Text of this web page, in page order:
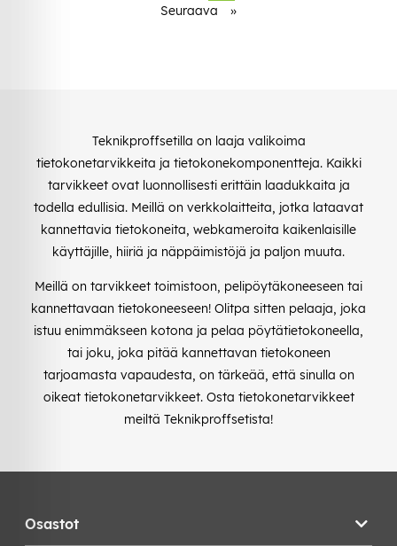
Seuraava
»
Teknikproffsetilla on laaja valikoima
tietokonetarvikkeita ja tietokonekomponentteja. Kaikki
tarvikkeet ovat luonnollisesti erittäin laadukkaita ja
todella edullisia. Meillä on verkkolaitteita, jotka lataavat
kannettavia tietokoneita, webkameroita kaikenlaisille
käyttäjille, hiiriä ja näppäimistöjä ja paljon muuta.
Meillä on tarvikkeet toimistoon, pelipöytäkoneeseen tai
kannettavaan tietokoneeseen! Olitpa sitten pelaaja, joka
istuu enimmäkseen kotona ja pelaa pöytätietokoneella,
tai joku, joka pitää kannettavan tietokoneen
tarjoamasta vapaudesta, on tärkeää, että sinulla on
oikeat tietokonetarvikkeet. Osta tietokonetarvikkeet
meiltä Teknikproffsetista!
Osastot